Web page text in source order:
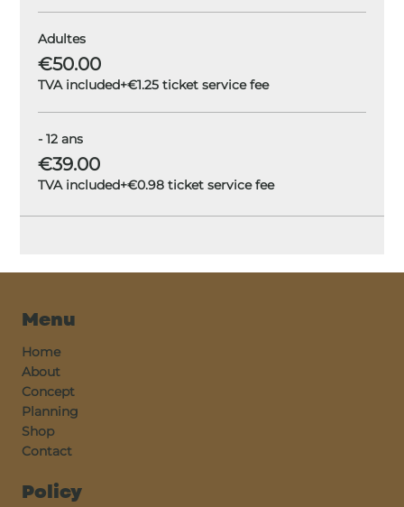
Adultes
€50.00
TVA included+€1.25 ticket service fee
- 12 ans
€39.00
TVA included+€0.98 ticket service fee
Menu
Home
About
Concept
Planning
Shop
Contact
Policy